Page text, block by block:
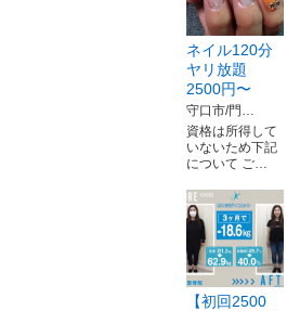
ネイル120分
ヤリ放題
2500円〜
守口市/門…
資格は所得して
いないため下記
について ご…
【初回2500